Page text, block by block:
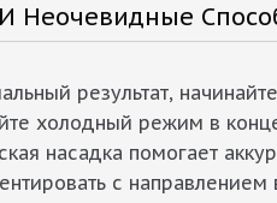
Неочевидные
результат,
холодный режим в
насадка помогает
с